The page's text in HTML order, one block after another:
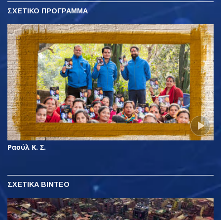
ΣΧΕΤΙΚΟ ΠΡΟΓΡΑΜΜΑ
Ραούλ Κ. Σ.
ΣΧΕΤΙΚΑ ΒΙΝΤΕΟ